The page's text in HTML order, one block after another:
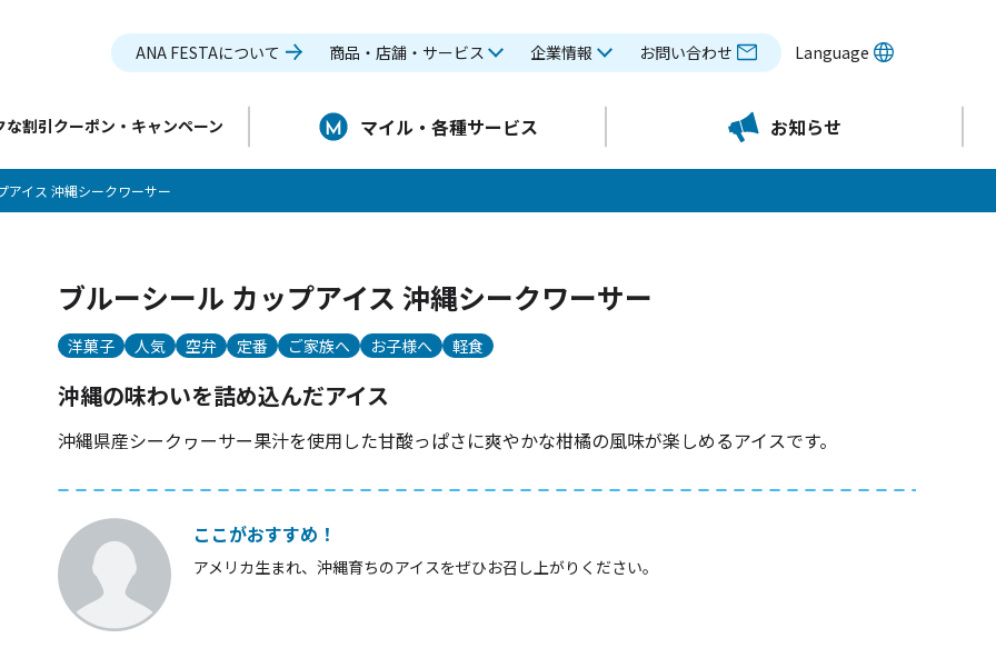
ANA FESTAについて 商品・店舗・サービス 企業情報 お問い合わせ Language
な割引クーポン・キャンペーン マイル・各種サービス お知らせ
アイス 沖縄シークワーサー
ブルーシール カップアイス 沖縄シークワーサー
洋菓子 人気 空弁 定番 ご家族へ お子様へ 軽食
沖縄の味わいを詰め込んだアイス
沖縄県産シークヮーサー果汁を使用した甘酸っぱさに爽やかな柑橘の風味が楽しめるアイスです。
ここがおすすめ！
アメリカ生まれ、沖縄育ちのアイスをぜひお召し上がりください。